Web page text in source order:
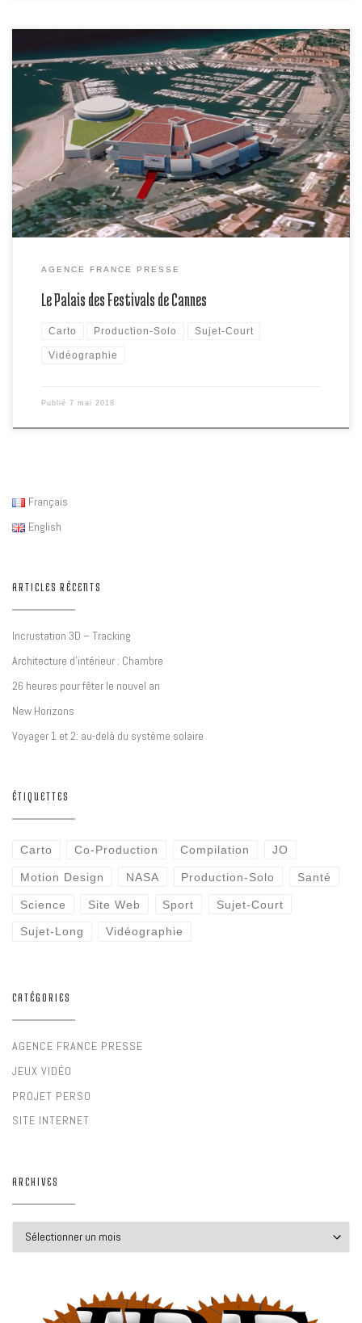
A la veille de l’ouverture du Festival de Cannes, vidéographie sur le
Palais des Festivals.
AGENCE FRANCE PRESSE
Le Palais des Festivals de Cannes
Carto Production-Solo Sujet-Court
Vidéographie
Publié 7 mai 2018
Français
English
ARTICLES RÉCENTS
Incrustation 3D – Tracking
Architecture d’intérieur : Chambre
26 heures pour fêter le nouvel an
New Horizons
Voyager 1 et 2: au-delà du système solaire
ÉTIQUETTES
Carto Co-Production Compilation JO
Motion Design NASA Production-Solo Santé
Science Site Web Sport Sujet-Court
Sujet-Long Vidéographie
CATÉGORIES
AGENCE FRANCE PRESSE
JEUX VIDÉO
PROJET PERSO
SITE INTERNET
ARCHIVES